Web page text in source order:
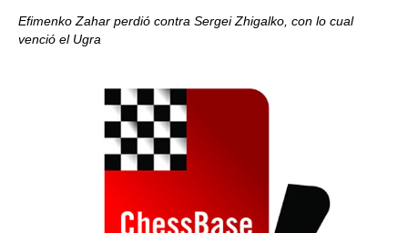
Efimenko Zahar perdió contra Sergei Zhigalko, con lo cual
venció el Ugra